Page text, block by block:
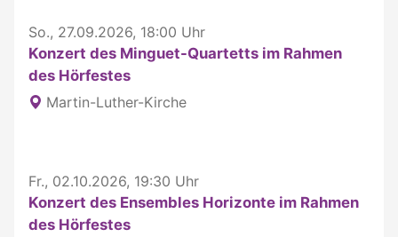
So., 27.09.2026, 18:00 Uhr
Konzert des Minguet-Quartetts im Rahmen
des Hörfestes
Martin-Luther-Kirche
Fr., 02.10.2026, 19:30 Uhr
Konzert des Ensembles Horizonte im Rahmen
des Hörfestes